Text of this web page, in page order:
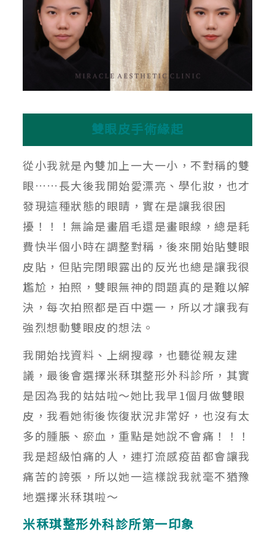
雙眼皮手術緣起
從小我就是內雙加上一大一小，不對稱的雙
眼……長大後我開始愛漂亮、學化妝，也才
發現這種狀態的眼睛，實在是讓我很困
擾！！！無論是畫眉毛還是畫眼線，總是耗
費快半個小時在調整對稱，後來開始貼雙眼
皮貼，但貼完閉眼露出的反光也總是讓我很
尷尬，拍照，雙眼無神的問題真的是難以解
決，每次拍照都是百中選一，所以才讓我有
強烈想動雙眼皮的想法。
我開始找資料、上網搜尋，也聽從親友建
議，最後會選擇米秝琪整形外科診所，其實
是因為我的姑姑啦～她比我早1個月做雙眼
皮，我看她術後恢復狀況非常好，也沒有太
多的腫脹、瘀血，重點是她說不會痛！！！
我是超級怕痛的人，連打流感疫苗都會讓我
痛苦的誇張，所以她一這樣說我就毫不猶豫
地選擇米秝琪啦～
米秝琪整形外科診所第一印象